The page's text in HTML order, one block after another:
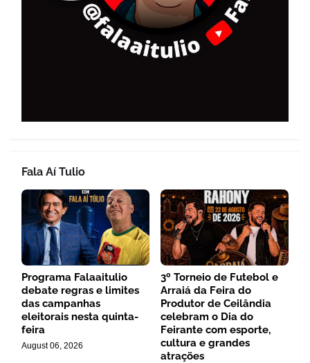
Fala Aí Tulio
Programa Falaaitulio
debate regras e limites
das campanhas
eleitorais nesta quinta-
feira
August 06, 2026
3º Torneio de Futebol e
Arraiá da Feira do
Produtor de Ceilândia
celebram o Dia do
Feirante com esporte,
cultura e grandes
atrações